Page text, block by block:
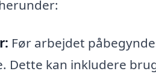
Før arbejdet
Dette kan inkludere